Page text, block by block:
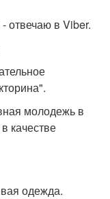
отвечаю в Viber.
молодежь в
качестве
одежда.